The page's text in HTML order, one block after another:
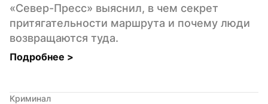
«Север-Пресс» выяснил, в чем секрет
притягательности маршрута и почему люди
возвращаются туда.
Подробнее >
Криминал